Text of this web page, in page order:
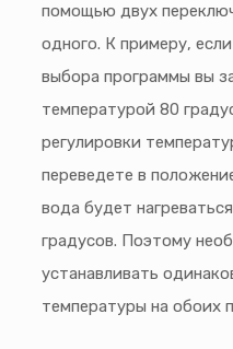
помощью двух
одного. К примеру,
выбора программы вы
температурой 80
регулировки
переведете в
вода будет
градусов. Поэтому
устанавливать
температуры на обоих